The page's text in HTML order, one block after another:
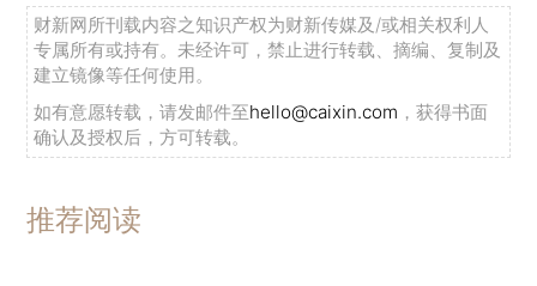
财新网所刊载内容之知识产权为财新传媒及/或相关权利人
专属所有或持有。未经许可，禁止进行转载、摘编、复制及
建立镜像等任何使用。
如有意愿转载，请发邮件至hello@caixin.com ，获得书面
确认及授权后，方可转载。
推荐阅读